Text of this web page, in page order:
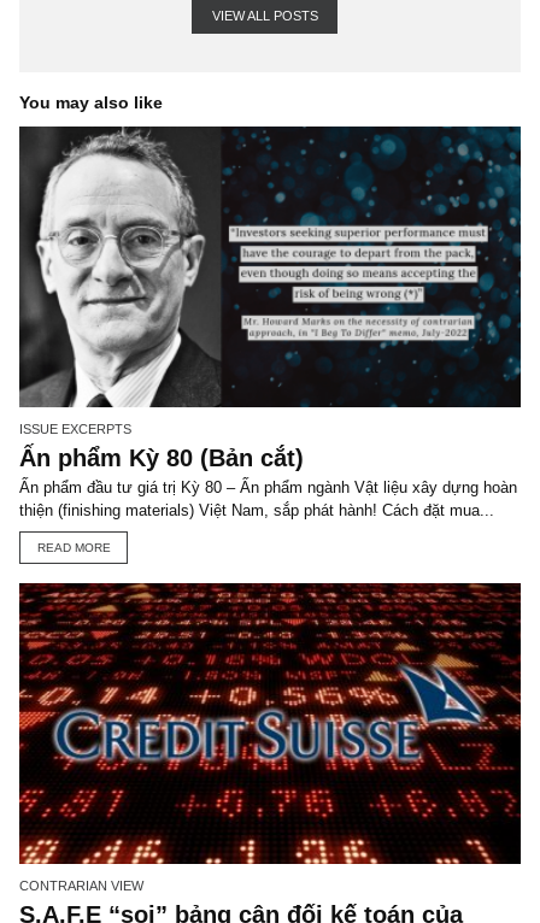
TGN_Angelos
Biên tập viên, Trưởng bộ phận Marketing
angelos@newslettervietnam.com
VIEW ALL POSTS
You may also like
ISSUE EXCERPTS
Ấn phẩm Kỳ 80 (Bản cắt)
Ấn phẩm đầu tư giá trị Kỳ 80 – Ấn phẩm ngành Vật liệu xây dựng
thiện (finishing materials) Việt Nam, sắp phát hành! Cách đặt